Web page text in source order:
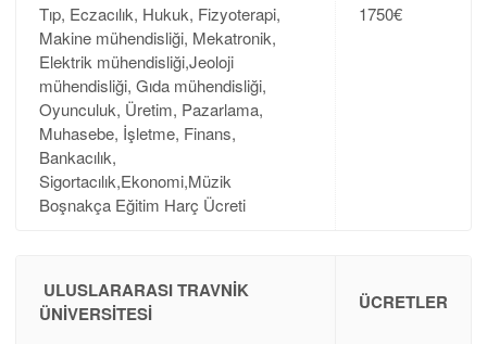
Tıp, Eczacılık, Hukuk, Fizyoterapi,
Makine mühendisliği, Mekatronik,
Elektrik mühendisliği,Jeoloji
mühendisliği, Gıda mühendisliği,
Oyunculuk, Üretim, Pazarlama,
Muhasebe, İşletme, Finans,
Bankacılık,
Sigortacılık,Ekonomi,Müzik
Boşnakça Eğitim Harç Ücreti
1750€
ULUSLARARASI TRAVNIK
ÜNIVERSITESI
ÜCRETLER